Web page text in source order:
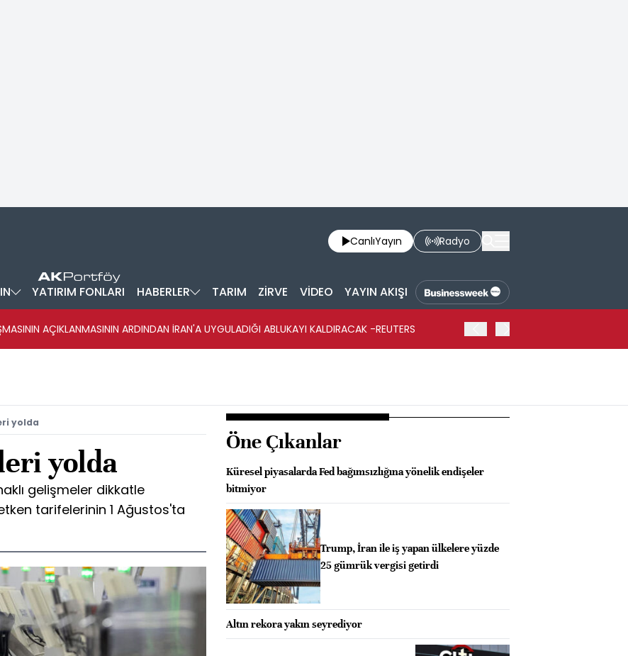
CanlıYayın Radyo
YATIRIM FONLARI HABERLER TARIM ZİRVE VİDEO YAYIN AKIŞI
AÇIKLANMASININ ARDINDAN İRAN'A UYGULADIĞI ABLUKAYI KALDIRACAK -REUTERS
yolda
yolda
gelişmeler dikkatle
tarifelerinin 1 Ağustos'ta
Öne Çıkanlar
Küresel piyasalarda Fed bağımsızlığına yönelik endişeler
bitmiyor
Trump, İran ile iş yapan ülkelere yüzde
25 gümrük vergisi getirdi
Altın rekora yakın seyrediyor